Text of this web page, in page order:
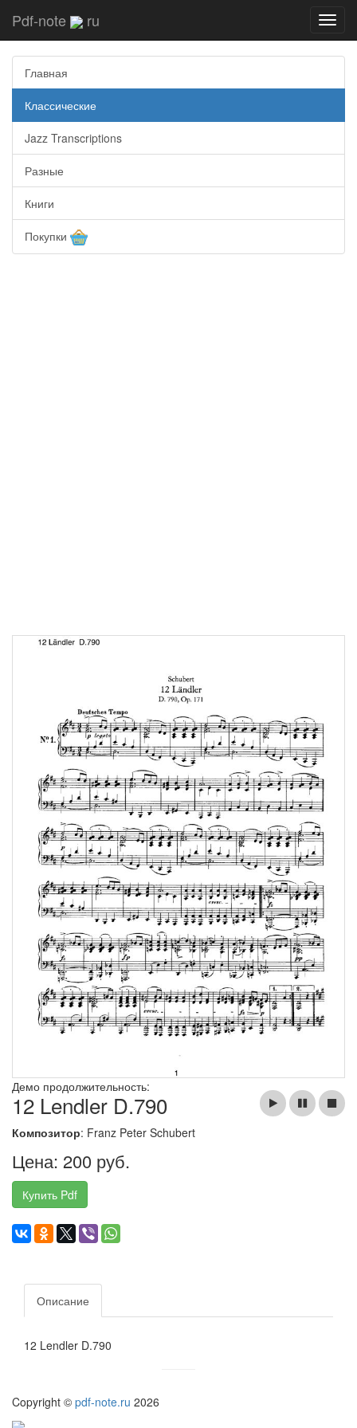
Pdf-note ru
Главная
Классические
Jazz Transcriptions
Разные
Книги
Покупки
Демо продолжительность:
12 Lendler D.790
Композитор: Franz Peter Schubert
Цена: 200 руб.
Купить Pdf
Описание
12 Lendler D.790
Copyright © pdf-note.ru 2026